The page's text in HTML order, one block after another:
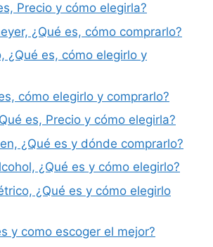
Precio y cómo elegirla?
¿Qué es, cómo comprarlo?
¿Qué es, cómo elegirlo y
cómo elegirlo y comprarlo?
es, Precio y cómo elegirla?
¿Qué es y dónde comprarlo?
¿Qué es y cómo elegirlo?
¿Qué es y cómo elegirlo
y como escoger el mejor?